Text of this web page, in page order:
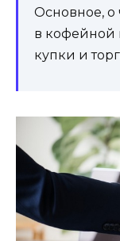
Основное, о
в кофейной
куп­ки и